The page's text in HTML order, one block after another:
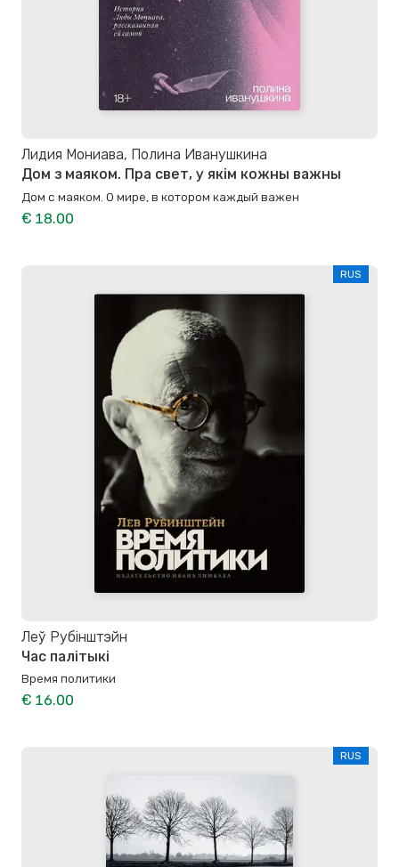
Лидия Мониава, Полина Иванушкина
Дом з маяком. Пра свет, у якім кожны важны
Дом с маяком. О мире, в котором каждый важен
€ 18.00
RUS
Леў Рубінштэйн
Час палітыкі
Время политики
€ 16.00
RUS